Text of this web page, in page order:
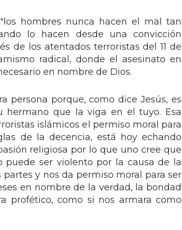
hombres nunca hacen el mal tan
lo hacen desde una convicción
de los atentados terroristas del 11 de
radical, donde el asesinato en
en nombre de Dios.
persona porque, como dice Jesús, es
que la viga en el tuyo. Esa
islámicos el permiso moral para
de la decencia, está hoy echando
religiosa por lo que uno cree que
ser violento por la causa de la
y nos da permiso moral para ser
en nombre de la verdad, la bondad
profético, como si nos armara como